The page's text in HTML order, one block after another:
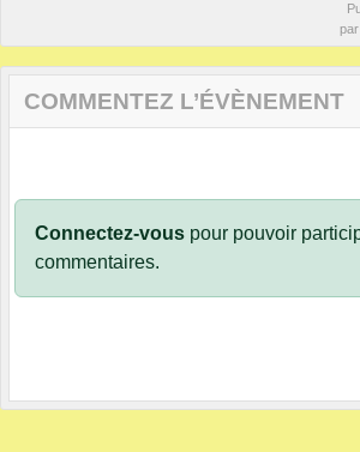
par
COMMENTEZ L’ÉVÈNEMENT
Connectez-vous pour pouvoir
commentaires.